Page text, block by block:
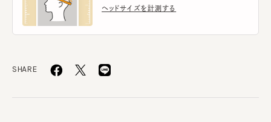
ヘッドサイズを計測する
SHARE